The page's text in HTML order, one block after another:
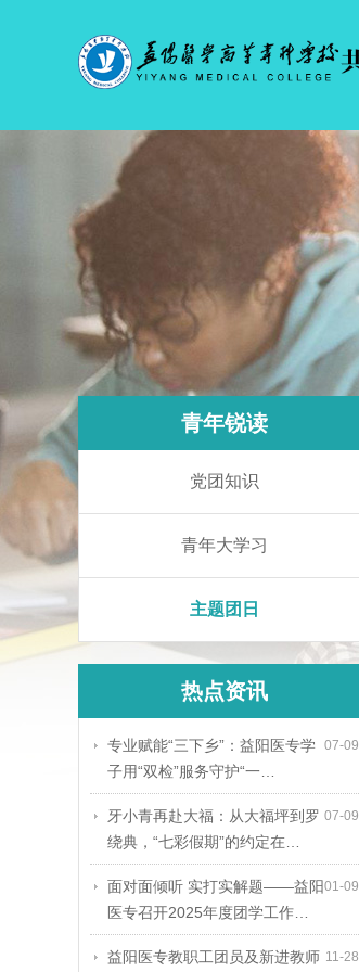
青年锐读
党团知识
青年大学习
主题团日
热点资讯
07-09
专业赋能“三下乡”：益阳医专学
子用“双检”服务守护“一…
07-09
牙小青再赴大福：从大福坪到罗
绕典，“七彩假期”的约定在…
01-09
面对面倾听 实打实解题——益阳
医专召开2025年度团学工作…
11-28
益阳医专教职工团员及新进教师